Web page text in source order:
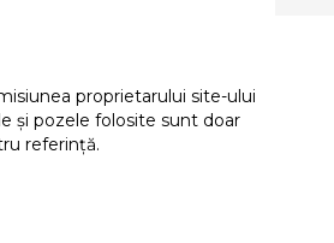
proprietarului site-ului
și pozele folosite sunt doar
referință.